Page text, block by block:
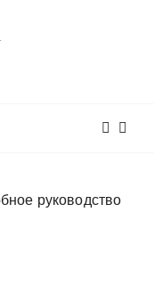
руководство